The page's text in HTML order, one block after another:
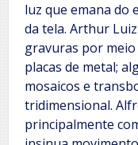
luz que emana do
da tela. Arthur
gravuras por
placas de metal;
mosaicos e
tridimensional.
principalmente